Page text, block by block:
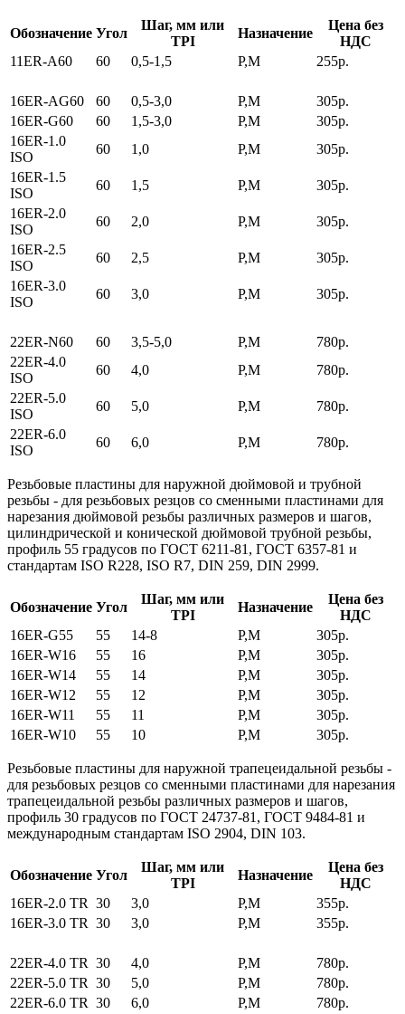
Обозначение Угол
Шаг, мм или
TPI
Назначение
Цена без
НДС
11ER-A60
60 0,5-1,5 P,M 255р.
16ER-AG60 60 0,5-3,0 P,M
305р.
16ER-G60
60 1,5-3,0 P,M
305р.
16ER-1.0
ISO
60 1,0 P,M
305р.
16ER-1.5
ISO
60 1,5 P,M
305р.
16ER-2.0
ISO
60 2,0 P,M
305р.
16ER-2.5
ISO
60 2,5 P,M
305р.
16ER-3.0
ISO
60 3,0 P,M 305р.
22ER-N60 60 3,5-5,0 P,M
780р.
22ER-4.0
ISO
60 4,0 P,M
780р.
22ER-5.0
ISO
60 5,0 P,M
780р.
22ER-6.0
ISO
60 6,0 P,M 780р.
Резьбовые пластины для наружной дюймовой и трубной
резьбы - для резьбовых резцов со сменными пластинами для
нарезания дюймовой резьбы различных размеров и шагов,
цилиндрической и конической дюймовой трубной резьбы,
профиль 55 градусов по ГОСТ 6211-81, ГОСТ 6357-81 и
стандартам ISO R228, ISO R7, DIN 259, DIN 2999.
Обозначение Угол
Шаг, мм или
TPI
Назначение
Цена без
НДС
16ER-G55
55 14-8 P,M
305р.
16ER-W16
55 16 P,M
305р.
16ER-W14
55 14 P,M
305р.
16ER-W12
55 12 P,M
305р.
16ER-W11
55 11 P,M
305р.
16ER-W10
55 10 P,M 305р.
Резьбовые пластины для наружной трапецеидальной резьбы -
для резьбовых резцов со сменными пластинами для нарезания
трапецеидальной резьбы различных размеров и шагов,
профиль 30 градусов по ГОСТ 24737-81, ГОСТ 9484-81 и
международным стандартам ISO 2904, DIN 103.
Обозначение Угол
Шаг, мм или
TPI
Назначение
Цена без
НДС
16ER-2.0 TR 30 3,0 P,M
355р.
16ER-3.0 TR 30 3,0 P,M 355р.
22ER-4.0 TR 30 4,0 P,M
780р.
22ER-5.0 TR 30 5,0 P,M
780р.
22ER-6.0 TR 30 6,0 P,M 780р.